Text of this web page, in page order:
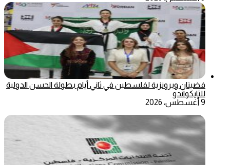
فضيتان وبرونزية لفلسطين في ثاني أيام بطولة الحسن الدولية
للتايكواندو
9 أغسطس، 2026